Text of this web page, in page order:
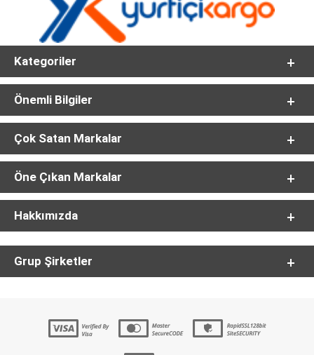
Kategoriler
Önemli Bilgiler
Çok Satan Markalar
Öne Çıkan Markalar
Hakkımızda
Grup Şirketler